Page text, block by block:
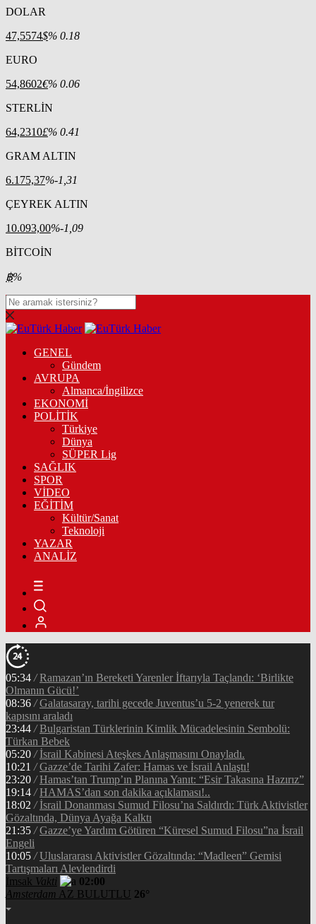
DOLAR
47,5574$% 0.18
EURO
54,8602€% 0.06
STERLİN
64,2310£% 0.41
GRAM ALTIN
6.175,37%-1,31
ÇEYREK ALTIN
10.093,00%-1,09
BİTCOİN
฿%
GENEL
Gündem
AVRUPA
Almanca/İngilizce
EKONOMİ
POLİTİK
Türkiye
Dünya
SÜPER Lig
SAĞLIK
SPOR
VİDEO
EĞİTİM
Kültür/Sanat
Teknoloji
YAZAR
ANALİZ
05:34 / Ramazan’ın Bereketi Yarenler İftarıyla Taçlandı: ‘Birlikte
Olmanın Gücü!’
08:36 / Galatasaray, tarihi gecede Juventus’u 5-2 yenerek tur
kapısını araladı
23:44 / Bulgaristan Türklerinin Kimlik Mücadelesinin Sembolü:
Türkan Bebek
05:20 / İsrail Kabinesi Ateşkes Anlaşmasını Onayladı.
10:21 / Gazze’de Tarihi Zafer: Hamas ve İsrail Anlaştı!
23:20 / Hamas’tan Trump’ın Planına Yanıt: “Esir Takasına Hazırız”
19:14 / HAMAS’dan son dakika açıklaması!..
18:02 / İsrail Donanması Sumud Filosu’na Saldırdı: Türk Aktivistler
Gözaltında, Dünya Ayağa Kalktı
21:35 / Gazze’ye Yardım Götüren “Küresel Sumud Filosu”na İsrail
Engeli
10:05 / Uluslararası Aktivistler Gözaltında: “Madleen” Gemisi
Tartışmaları Alevlendirdi
İmsak Vakti
02:00
Amsterdam AZ BULUTLU 26°